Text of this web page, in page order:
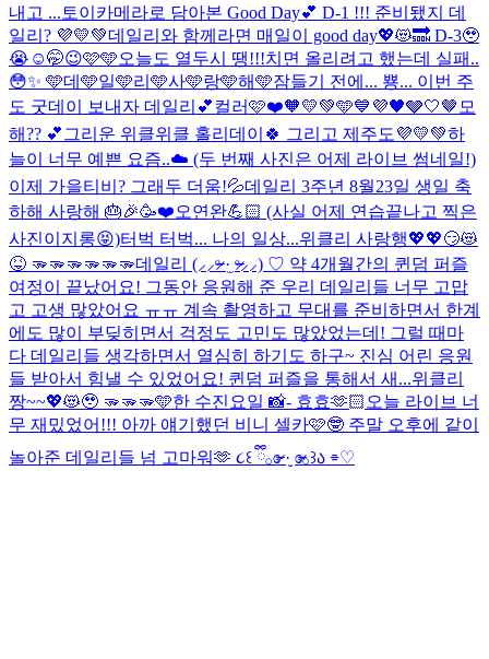
내고 ... 토이카메라로 담아본 Good Day💕 D-1 !!! 준비됐지 데
일리? 💜💛💚데일리와 함께라면 매일이 good day💖😻🔜 D-3🥹
😭☺️🤭😉🩷🩵오늘도 열두시 땡!!!치면 올리려고 했는데 실패..
😳✨ 🩵데🩵일🩵리🩵사🩵랑🩵해🩵잠들기 전에... 뿅... 이번 주
도 굿데이 보내자 데일리💕컬러🩷❤️🧡💛💚🩵💙💜🖤🩶🤍🤎 모
해?? 💕 그리운 위클위클 홀리데이🍀 그리고 제주도💜💛💚하
늘이 너무 예쁜 요즘..☁️ (두 번째 사진은 어제 라이브 썸네일!)
이제 가을티비? 그래두 더움!💦데일리 3주년 8월23일 생일 축
하해 사랑해 🎂🎉🥳❤️오연완💪🏻 (사실 어제 연습끝나고 찍은
사진이지롱😝)터벅 터벅... 나의 일상...위클리 사랑행💖💖😏😻
😝 🫳🫳🫳🫳🫳🫳데일리 (⸝⸝ᵒ̴̶̷ ·̫ ᵒ̴̶̷⸝⸝) ♡ 약 4개월간의 퀸덤 퍼즐
여정이 끝났어요! 그동안 응원해 준 우리 데일리들 너무 고맙
고 고생 많았어요 ㅠㅠ 계속 촬영하고 무대를 준비하면서 한계
에도 많이 부딪히면서 걱정도 고민도 많았었는데! 그럴 때마
다 데일리들 생각하면서 열심히 하기도 하구~ 진심 어린 응원
들 받아서 힘낼 수 있었어요! 퀸덤 퍼즐을 통해서 새...위클리
짱~~💖😻🥹 🫳🫳🫳🩵한 수진요일 📸- 효효🫶🏻 오늘 라이브 너
무 재밌었어!!! 아까 얘기했던 비니 셀카🩷🤓 주말 오후에 같이
놀아준 데일리들 넘 고마워🫶 ૮꒰ ྀི𓂂ɞ̴̶̷ ·̮ ɞ̴̶̷𓂂꒱ა ⌯♡